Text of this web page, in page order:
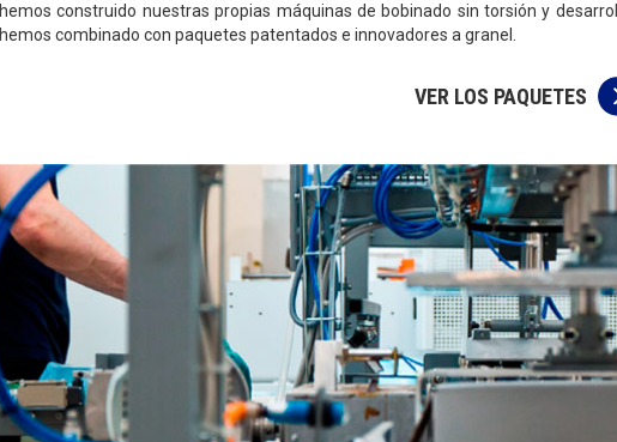
hemos construido nuestras propias máquinas de bobinado sin torsión y
hemos combinado con paquetes patentados e innovadores a granel.
VER LOS PAQUETES